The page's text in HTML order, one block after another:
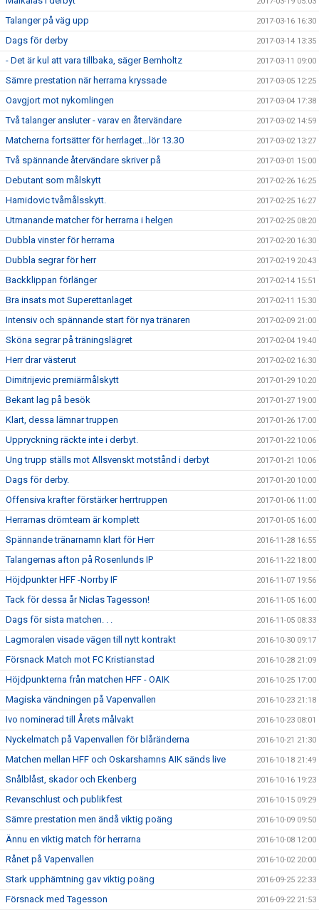
Talanger på väg upp 2017-03-16 16:30
Dags för derby 2017-03-14 13:35
- Det är kul att vara tillbaka, säger Bernholtz 2017-03-11 09:00
Sämre prestation när herrarna kryssade 2017-03-05 12:25
Oavgjort mot nykomlingen 2017-03-04 17:38
Två talanger ansluter - varav en återvändare 2017-03-02 14:59
Matcherna fortsätter för herrlaget...lör 13.30 2017-03-02 13:27
Två spännande återvändare skriver på 2017-03-01 15:00
Debutant som målskytt 2017-02-26 16:25
Hamidovic tvåmålsskytt. 2017-02-25 16:27
Utmanande matcher för herrarna i helgen 2017-02-25 08:20
Dubbla vinster för herrarna 2017-02-20 16:30
Dubbla segrar för herr 2017-02-19 20:43
Backklippan förlänger 2017-02-14 15:51
Bra insats mot Superettanlaget 2017-02-11 15:30
Intensiv och spännande start för nya tränaren 2017-02-09 21:00
Sköna segrar på träningslägret 2017-02-04 19:40
Herr drar västerut 2017-02-02 16:30
Dimitrijevic premiärmålskytt 2017-01-29 10:20
Bekant lag på besök 2017-01-27 19:00
Klart, dessa lämnar truppen 2017-01-26 17:00
Uppryckning räckte inte i derbyt. 2017-01-22 10:06
Ung trupp ställs mot Allsvenskt motstånd i derbyt 2017-01-21 10:06
Dags för derby. 2017-01-20 10:00
Offensiva krafter förstärker herrtruppen 2017-01-06 11:00
Herrarnas drömteam är komplett 2017-01-05 16:00
Spännande tränarnamn klart för Herr 2016-11-28 16:55
Talangernas afton på Rosenlunds IP 2016-11-22 18:00
Höjdpunkter HFF -Norrby IF 2016-11-07 19:56
Tack för dessa år Niclas Tagesson! 2016-11-05 16:00
Dags för sista matchen. . . 2016-11-05 08:33
Lagmoralen visade vägen till nytt kontrakt 2016-10-30 09:17
Försnack Match mot FC Kristianstad 2016-10-28 21:09
Höjdpunkterna från matchen HFF - OAIK 2016-10-25 17:00
Magiska vändningen på Vapenvallen 2016-10-23 21:18
Ivo nominerad till Årets målvakt 2016-10-23 08:01
Nyckelmatch på Vapenvallen för blåränderna 2016-10-21 21:30
Matchen mellan HFF och Oskarshamns AIK sänds live 2016-10-18 21:49
Snålblåst, skador och Ekenberg 2016-10-16 19:23
Revanschlust och publikfest 2016-10-15 09:29
Sämre prestation men ändå viktig poäng 2016-10-09 09:50
Ännu en viktig match för herrarna 2016-10-08 12:00
Rånet på Vapenvallen 2016-10-02 20:00
Stark upphämtning gav viktig poäng 2016-09-25 22:33
Försnack med Tagesson 2016-09-22 21:53